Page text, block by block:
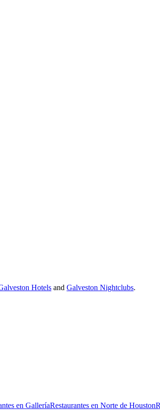
Hotels and Galveston Nightclubs.
en GalleríaRestaurantes en Norte de Houston